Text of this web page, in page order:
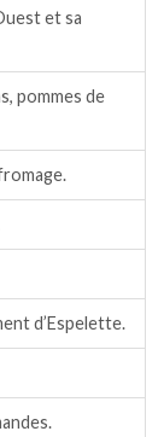
et sa
pommes de
d’Espelette.